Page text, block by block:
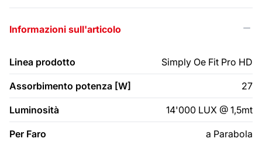
Informazioni sull'articolo
Linea prodotto Simply Oe Fit Pro HD
Assorbimento potenza [W] 27
Luminosità 14'000 LUX @ 1,5mt
Per Faro a Parabola